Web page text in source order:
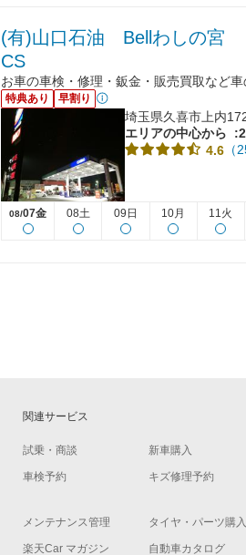
(有)山口石油 Bellわしの宮
CS
お車の車検・修理・鈑金・販売買取など
特典あり 早割り
埼玉県久喜市上内
エリアの中心から
4.6 （
08/07金 08土 09日 10月 11火
関連サービス
試乗・商談 新車購入
車検予約 キズ修理予約
メンテナンス管理 タイヤ・パーツ購入
楽天Car マガジン 自動車カタログ